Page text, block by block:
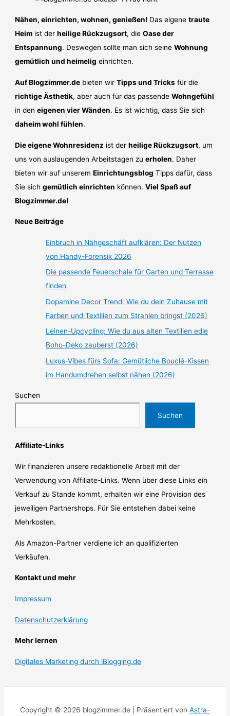
Nähen, einrichten, wohnen, genießen! Das eigenetraute
Heim ist derheilige Rückzugsort, dieOase der
Entspannung. Deswegen sollte man sich seineWohnung
gemütlich und heimelig einrichten.
Auf Blogzimmer.de bieten wirTipps und Tricks für die
richtige Ästhetik, aber auch für das passendeWohngefühl
in deneigenen vier Wänden. Es ist wichtig, dass Sie sich
daheim wohl fühlen.
Die eigene Wohnresidenz ist derheilige Rückzugsort, um
uns von auslaugenden Arbeitstagen zuerholen. Daher
bieten wir auf unseremEinrichtungsblog Tipps dafür, dass
Sie sichgemütlich einrichten können.Viel Spaß auf
Blogzimmer.de!
Neue Beiträge
Einbruch in Nähgeschäft aufklären: Der Nutzen
von Handy-Forensik 2026
Die passende Feuerschale für Garten und Terrasse
finden
Dopamine Decor Trend: Wie du dein Zuhause mit
Farben und Textilien zum Strahlen bringst (2026)
Leinen-Upcycling: Wie du aus alten Textilien edle
Boho-Deko zauberst (2026)
Luxus-Vibes fürs Sofa: Gemütliche Bouclé-Kissen
im Handumdrehen selbst nähen (2026)
Suchen
Suchen
Affiliate-Links
Wir finanzieren unsere redaktionelle Arbeit mit der
Verwendung von Affiliate-Links. Wenn über diese Links ein
Verkauf zu Stande kommt, erhalten wir eine Provision des
jeweiligen Partnershops. Für Sie entstehen dabei keine
Mehrkosten.
Als Amazon-Partner verdiene ich an qualifizierten
Verkäufen.
Kontakt und mehr
Impressum
Datenschutzerklärung
Mehr lernen
Digitales Marketing durch iBlogging.de
Copyright © 2026 blogzimmer.de | Präsentiert von Astra-